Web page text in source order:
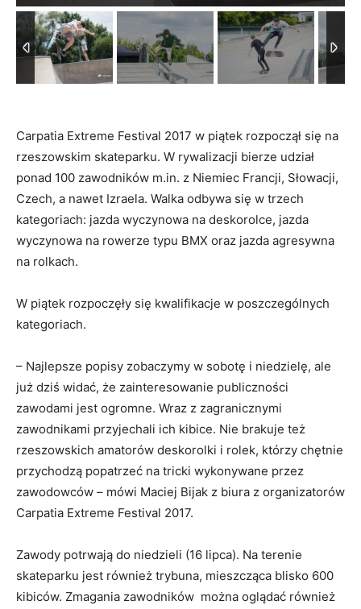
Carpatia Extreme Festival 2017 w piątek rozpoczął się na
rzeszowskim skateparku. W rywalizacji bierze udział
ponad 100 zawodników m.in. z Niemiec Francji, Słowacji,
Czech, a nawet Izraela. Walka odbywa się w trzech
kategoriach: jazda wyczynowa na deskorolce, jazda
wyczynowa na rowerze typu BMX oraz jazda agresywna
na rolkach.
W piątek rozpoczęły się kwalifikacje w poszczególnych
kategoriach.
– Najlepsze popisy zobaczymy w sobotę i niedzielę, ale
już dziś widać, że zainteresowanie publiczności
zawodami jest ogromne. Wraz z zagranicznymi
zawodnikami przyjechali ich kibice. Nie brakuje też
rzeszowskich amatorów deskorolki i rolek, którzy chętnie
przychodzą popatrzeć na tricki wykonywane przez
zawodowców – mówi Maciej Bijak z biura z organizatorów
Carpatia Extreme Festival 2017.
Zawody potrwają do niedzieli (16 lipca). Na terenie
skateparku jest również trybuna, mieszcząca blisko 600
kibiców. Zmagania zawodników można oglądać również